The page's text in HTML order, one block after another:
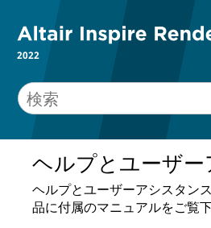
2022
ヘルプとユーザ
ヘルプとユーザーアシスタン
品に付属のマニュアルをご覧下